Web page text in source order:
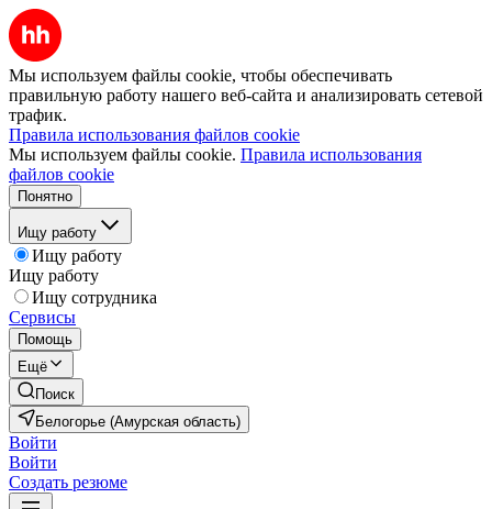
Мы используем файлы cookie, чтобы обеспечивать
правильную работу нашего веб-сайта и анализировать сетевой
трафик.
Правила использования файлов cookie
Мы используем файлы cookie. Правила использования
файлов cookie
Понятно
Ищу работу
Ищу работу
Ищу работу
Ищу сотрудника
Сервисы
Помощь
Ещё
Поиск
Белогорье (Амурская область)
Войти
Войти
Создать резюме